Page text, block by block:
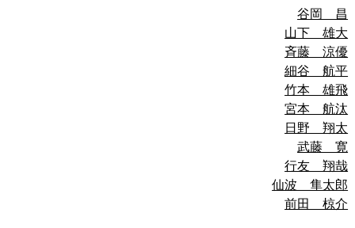
谷岡 昌
山下 雄大
斉藤 涼優
細谷 航平
竹本 雄飛
宮本 航汰
日野 翔太
武藤 寛
行友 翔哉
仙波 隼太郎
前田 椋介